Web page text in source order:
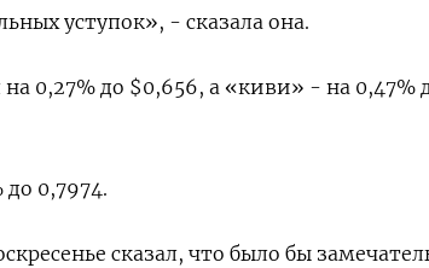
уступок», - сказала она.
0,27% до $0,656​, а «киви» - на 0,47%
0,7974​.
сказал, что было бы